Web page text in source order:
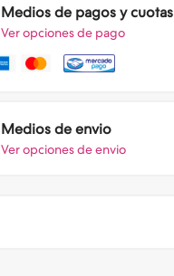
Medios de pagos y cuotas
Ver opciones de pago
Medios de envio
Ver opciones de envio